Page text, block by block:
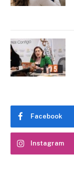
Facebook
Instagram